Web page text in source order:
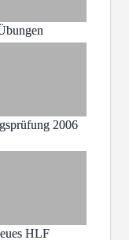
2006
HLF